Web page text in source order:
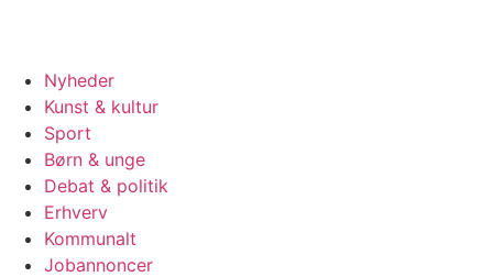
Nyheder
Kunst & kultur
Sport
Børn & unge
Debat & politik
Erhverv
Kommunalt
Jobannoncer